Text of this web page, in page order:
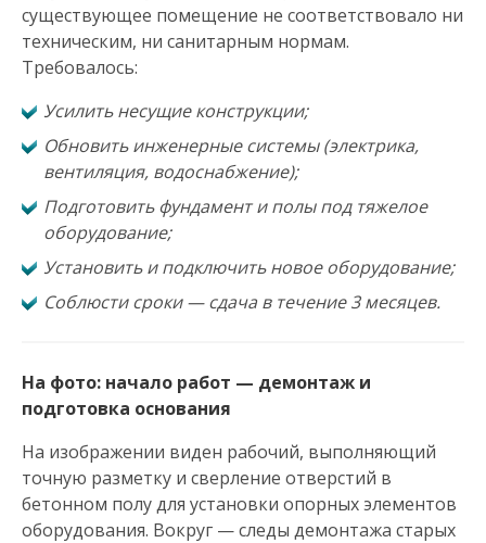
существующее помещение не соответствовало ни
техническим, ни санитарным нормам.
Требовалось:
Усилить несущие конструкции;
Обновить инженерные системы (электрика,
вентиляция, водоснабжение);
Подготовить фундамент и полы под тяжелое
оборудование;
Установить и подключить новое оборудование;
Соблюсти сроки — сдача в течение 3 месяцев.
На фото: начало работ — демонтаж и
подготовка основания
На изображении виден рабочий, выполняющий
точную разметку и сверление отверстий в
бетонном полу для установки опорных элементов
оборудования. Вокруг — следы демонтажа старых